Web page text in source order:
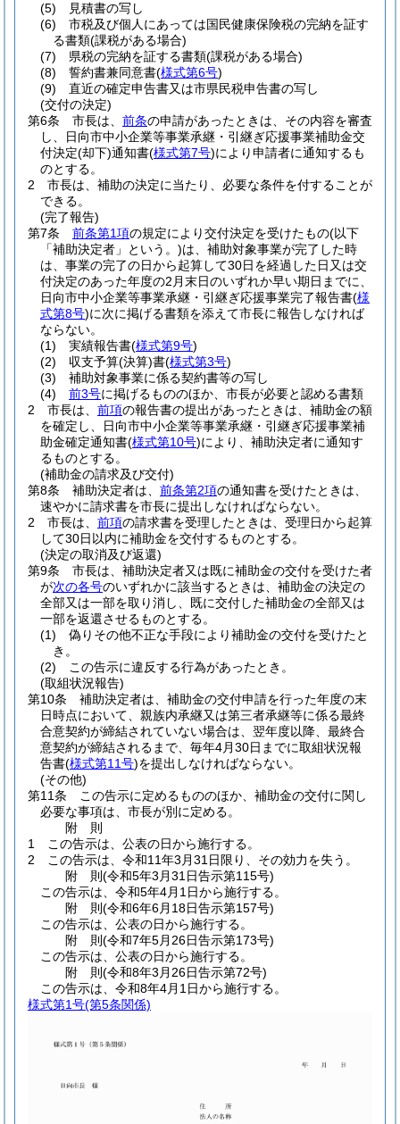
(5)
見積書の写し
(6)
市税及び個人にあっては国民健康保険税の完納を証す
る書類(課税がある場合)
(7)
県税の完納を証する書類(課税がある場合)
(8)
誓約書兼同意書(様式第6号)
(9)
直近の確定申告書又は市県民税申告書の写し
(交付の決定)
第6条
市長は、 前条の申請があったときは、その内容を審査
し、日向市中小企業等事業承継・引継ぎ応援事業補助金交
付決定(却下)通知書(様式第7号)により申請者に通知するも
のとする。
2
市長は、補助の決定に当たり、必要な条件を付することが
できる。
(完了報告)
第7条
前条第1項の規定により交付決定を受けたもの(以下
「補助決定者」という。)は、補助対象事業が完了した時
は、事業の完了の日から起算して30日を経過した日又は交
付決定のあった年度の2月末日のいずれか早い期日までに、
日向市中小企業等事業承継・引継ぎ応援事業完了報告書(様
式第8号)に次に掲げる書類を添えて市長に報告しなければ
ならない。
(1)
実績報告書(様式第9号)
(2)
収支予算(決算)書(様式第3号)
(3)
補助対象事業に係る契約書等の写し
(4)
前3号に掲げるもののほか、市長が必要と認める書類
2
市長は、 前項の報告書の提出があったときは、補助金の額
を確定し、日向市中小企業等事業承継・引継ぎ応援事業補
助金確定通知書(様式第10号)により、補助決定者に通知す
るものとする。
(補助金の請求及び交付)
第8条
補助決定者は、 前条第2項の通知書を受けたときは、
速やかに請求書を市長に提出しなければならない。
2
市長は、 前項の請求書を受理したときは、受理日から起算
して30日以内に補助金を交付するものとする。
(決定の取消及び返還)
第9条
市長は、補助決定者又は既に補助金の交付を受けた者
が次の各号のいずれかに該当するときは、補助金の決定の
全部又は一部を取り消し、既に交付した補助金の全部又は
一部を返還させるものとする。
(1)
偽りその他不正な手段により補助金の交付を受けたと
き。
(2)
この告示に違反する行為があったとき。
(取組状況報告)
第10条
補助決定者は、補助金の交付申請を行った年度の末
日時点において、親族内承継又は第三者承継等に係る最終
合意契約が締結されていない場合は、翌年度以降、最終合
意契約が締結されるまで、毎年4月30日までに取組状況報
告書(様式第11号)を提出しなければならない。
(その他)
第11条
この告示に定めるもののほか、補助金の交付に関し
必要な事項は、市長が別に定める。
附 則
1
この告示は、公表の日から施行する。
2
この告示は、令和11年3月31日限り、その効力を失う。
附 則(令和5年3月31日告示第115号)
この告示は、令和5年4月1日から施行する。
附 則(令和6年6月18日告示第157号)
この告示は、公表の日から施行する。
附 則(令和7年5月26日告示第173号)
この告示は、公表の日から施行する。
附 則(令和8年3月26日告示第72号)
この告示は、令和8年4月1日から施行する。
様式第1号(第5条関係)